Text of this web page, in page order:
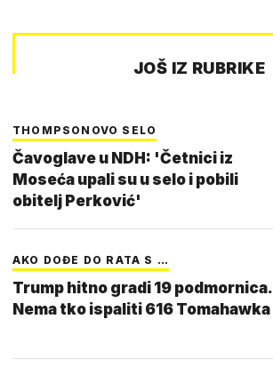
JOŠ IZ RUBRIKE
THOMPSONOVO SELO
Čavoglave u NDH: 'Četnici iz
Moseća upali su u selo i pobili
obitelj Perković'
AKO DOĐE DO RATA S …
Trump hitno gradi 19 podmornica.
Nema tko ispaliti 616 Tomahawka